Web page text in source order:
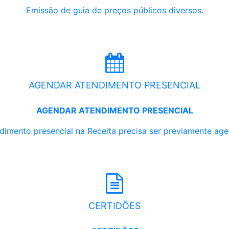
Emissão de guia de preços públicos diversos.
AGENDAR ATENDIMENTO PRESENCIAL
AGENDAR ATENDIMENTO PRESENCIAL
presencial na Receita precisa ser previamente
CERTIDÕES